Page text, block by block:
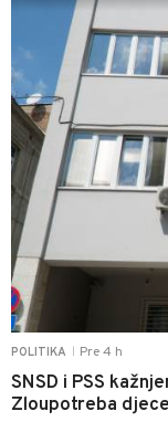
POLITIKA Pre 4 h
SNSD i PSS
Zloupotreba